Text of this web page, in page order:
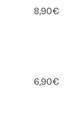
8,90€
6,90€